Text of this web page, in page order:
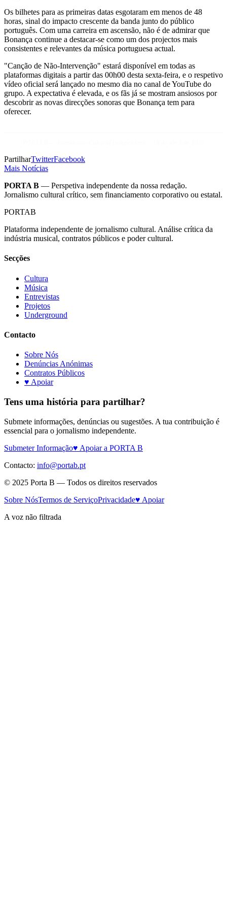
Os bilhetes para as primeiras datas esgotaram em menos de 48
horas, sinal do impacto crescente da banda junto do público
português. Com uma carreira em ascensão, não é de admirar que
Bonança continue a destacar-se como um dos projectos mais
consistentes e relevantes da música portuguesa actual.
"Canção de Não-Intervenção" estará disponível em todas as
plataformas digitais a partir das 00h00 desta sexta-feira, e o respetivo
vídeo oficial será lançado no mesmo dia no canal de YouTube do
grupo. A expectativa é elevada, e os fãs já se mostram ansiosos por
descobrir as novas direcções sonoras que Bonança tem para
oferecer.
PartilharTwitterFacebook
Mais Notícias
PORTA B — Perspetiva independente da nossa redação.
Jornalismo cultural crítico, sem financiamento corporativo ou estatal.
PORTAB
Plataforma independente de jornalismo cultural. Análise crítica da
indústria musical, contratos públicos e poder cultural.
Secções
Cultura
Música
Entrevistas
Projetos
Underground
Contacto
Sobre Nós
Denúncias Anónimas
Contratos Públicos
♥ Apoiar
Tens uma história para partilhar?
Submete informações, denúncias ou sugestões. A tua contribuição é
essencial para o jornalismo independente.
Submeter Informação♥ Apoiar a PORTA B
Contacto: info@portab.pt
© 2025 Porta B — Todos os direitos reservados
Sobre NósTermos de ServiçoPrivacidade♥ Apoiar
A voz não filtrada